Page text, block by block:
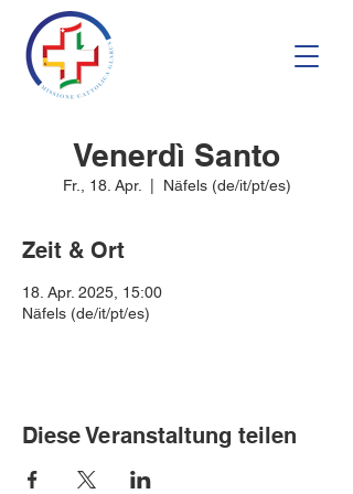
Venerdì Santo
Fr., 18. Apr. Näfels (de/it/pt/es)
Zeit & Ort
18. Apr. 2025, 15:00
Näfels (de/it/pt/es)
Diese Veranstaltung teilen